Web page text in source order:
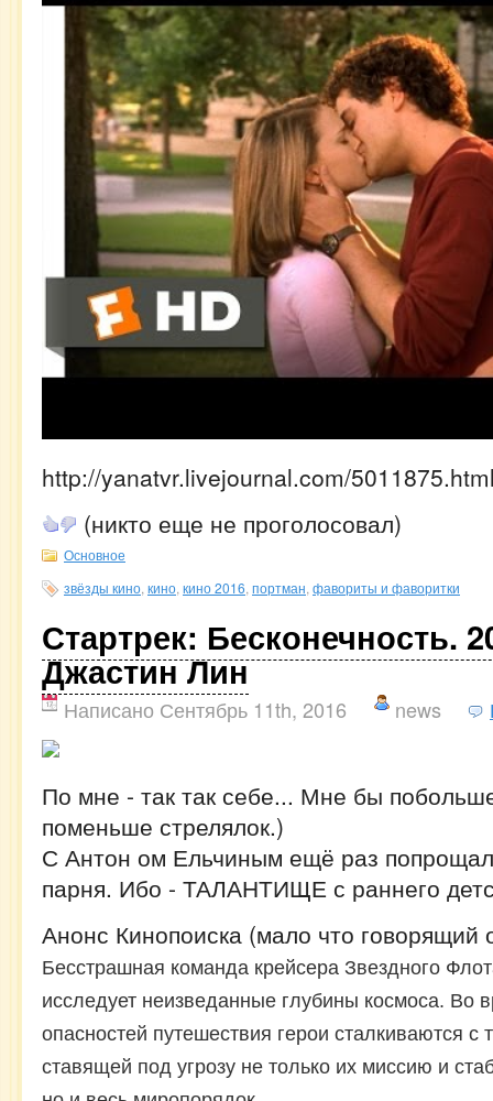
http://yanatvr.livejournal.com/
(никто еще не проголосовал)
Основное
звёзды кино кино кино 2016 портман фавориты и фаворитки
Стартрек: Бесконечность.
Джастин Лин
Написано Сентябрь 11th, 2016 news
По мне - так так себе... Мне бы
поменьше стрелялок.)
С Антон ом Ельчиным ещё раз
парня. Ибо - ТАЛАНТИЩЕ с раннего
Анонс Кинопоиска (мало что говорящий
Бесстрашная команда крейсера Звездного
исследует неизведанные глубины космоса. Во
опасностей путешествия герои сталкиваются с
ставящей под угрозу не только их миссию и